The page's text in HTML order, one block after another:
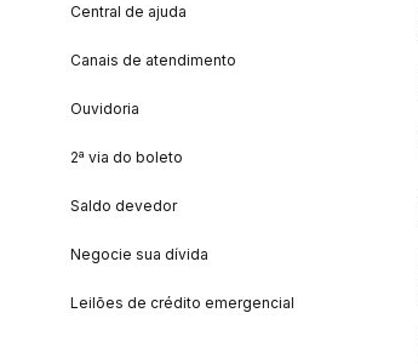
Central de ajuda
Canais de atendimento
Ouvidoria
2ª via do boleto
Saldo devedor
Negocie sua dívida
Leilões de crédito emergencial